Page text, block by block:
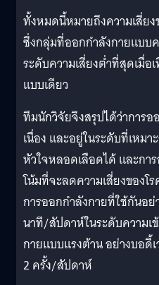
ทั้งหมดนี้หมายถึงความเสี่ย
ซึ่งกลุ่มที่ออกกำลังกายแบบ
ระดับความเสี่ยงต่ำที่สุดเมื่
แบบเดียว
ทีมนักวิจัยจึงสรุปได้ว่าการ
เนื่อง และอยู่ในระดับที่เหม
หัวใจหลอดเลือดได้ และก
โน้มที่จะลดความเสี่ยงของโ
การออกกำลังกายที่ใช้กันอ
นาที/สัปดาห์ในระดับความเ
กายแบบแรงต้าน อย่างบอดี้
2 ครั้ง/สัปดาห์